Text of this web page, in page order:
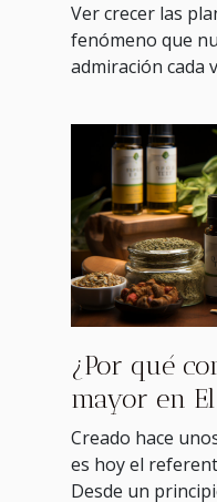
Ver crecer las
fenómeno que
admiración cada
¿Por qué
mayor en
Creado hace
es hoy el
Desde un